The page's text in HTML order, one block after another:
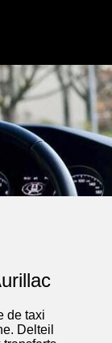
de taxi
Delteil